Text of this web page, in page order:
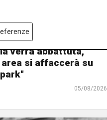
un'area cani al
Mondobimbo 2. La
verrà abbattuta,
area si affaccerà su
05/08/2026